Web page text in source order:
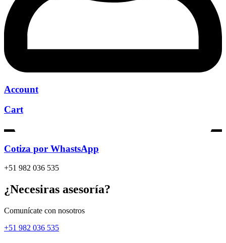
Account
Cart
Cotiza por WhastsApp
+51 982 036 535
¿Necesiras asesoría?
Comunícate con nosotros
+51 982 036 535